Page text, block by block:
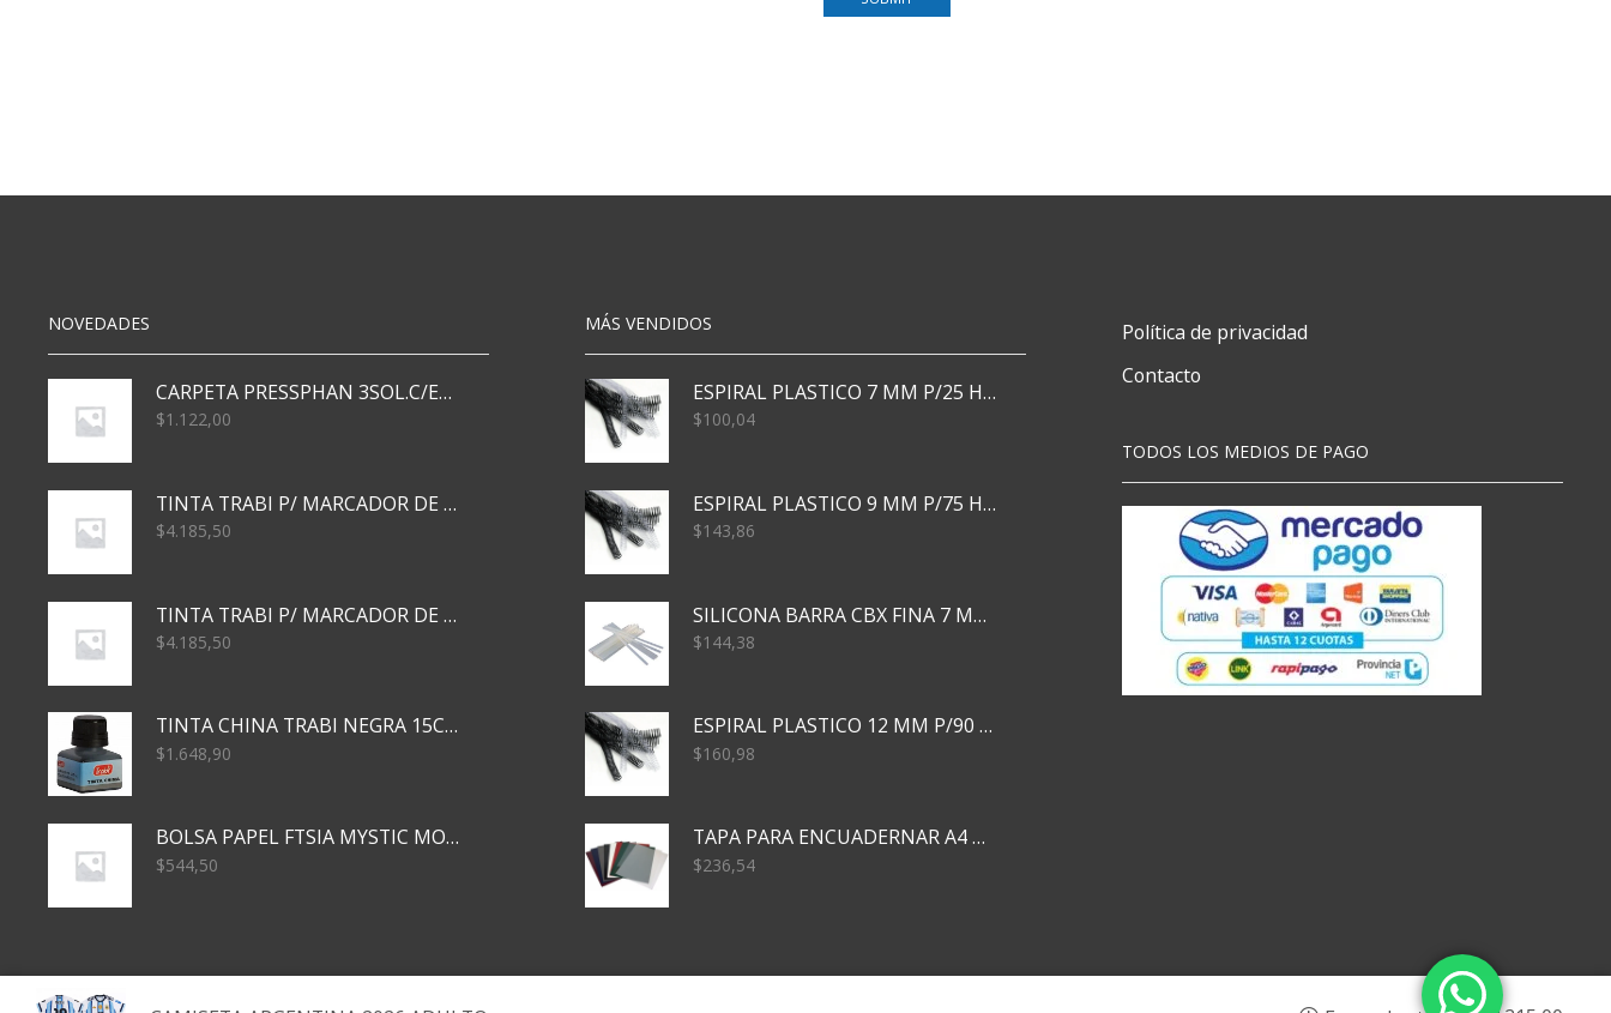
NOVEDADES
CARPETA PRESSPHAN 3SOL.C/ELAST MARRON A4 P01A
$1.122,00
TINTA TRABI P/ MARCADOR DE PIZARRA x30ml AZUL
$4.185,50
TINTA TRABI P/ MARCADOR DE PIZARRA x30ml ROJO
$4.185,50
TINTA CHINA TRABI NEGRA 15CC TR3460
$1.648,90
BOLSA PAPEL FTSIA MYSTIC MONKEY 14/08/20
$544,50
MÁS VENDIDOS
ESPIRAL PLASTICO 7 MM P/25 HJS X50x3000
$100,04
ESPIRAL PLASTICO 9 MM P/75 HJS X50X2400
$143,86
SILICONA BARRA CBX FINA 7 MM 28 CM
$144,38
ESPIRAL PLASTICO 12 MM P/90 HJS X50X1500
$160,98
TAPA PARA ENCUADERNAR A4 TRANSP x50x500
$236,54
Política de privacidad
Contacto
TODOS LOS MEDIOS DE PAGO